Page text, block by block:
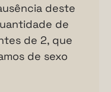
deste
de
de 2, que
de sexo